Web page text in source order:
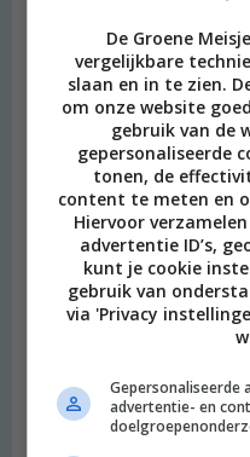
Ilse schreef:
2018 OM
Zo jammer dat ze zo rot
leuk, je museumtips. Je kan
kopen sinds kort, dus kan
Beantwoorden
WEcotipschreef:
2018 OM
Wat een fantastische Art Is
Beantwoorden
De Groene
vergelijkbare
slaan en in te zien.
om onze website
gebruik van de
gepersonaliseerde
tonen, de
content te meten en
Hiervoor
advertentie ID’s,
kunt je cookie
gebruik van
via 'Privacy
Gepersonaliseerde
advertentie- en